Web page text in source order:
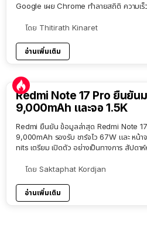
Google เผย Chrome ทำลายสถิติ ความเร็
โดย Thitirath Kinaret
อ่านเพิ่มเติม
Redmi Note 17 Pro ยืนยัน
9,000mAh และจอ 1.5K
Redmi ยืนยัน ข้อมูลล่าสุด Redmi Note
9,000mAh รองรับ ชาร์จไว 67W และ หน้
nits เตรียม เปิดตัว อย่างเป็นทางการ สัปดาห์
โดย Saktaphat Kordjan
อ่านเพิ่มเติม